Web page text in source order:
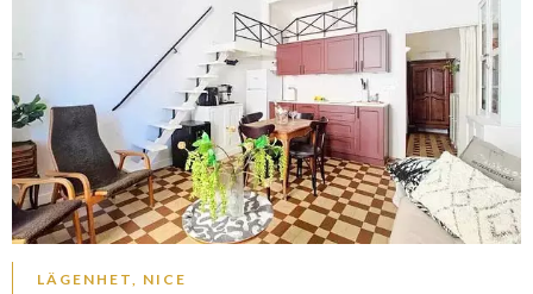
LÄGENHET, NICE